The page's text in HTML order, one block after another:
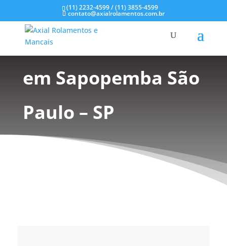
(11) 2232-4599 / (11) 3855-4599
contato@axialrolamentos.com.br
Mancal tipo Flange
em Sapopemba São
Paulo – SP